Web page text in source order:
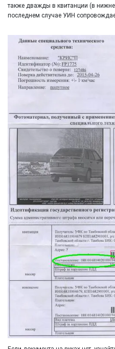
также дважды в квитанции (в
последнем случае УИН